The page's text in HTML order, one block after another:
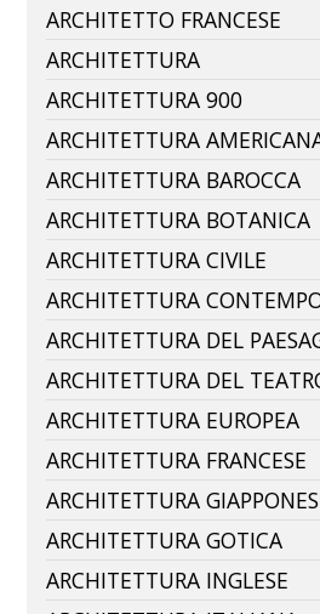
ARCHITETTO FRANCESE
ARCHITETTURA
ARCHITETTURA 900
ARCHITETTURA
ARCHITETTURA BAROCCA
ARCHITETTURA BOTANICA
ARCHITETTURA CIVILE
ARCHITETTURA
ARCHITETTURA DEL
ARCHITETTURA DEL
ARCHITETTURA EUROPEA
ARCHITETTURA FRANCESE
ARCHITETTURA
ARCHITETTURA GOTICA
ARCHITETTURA INGLESE